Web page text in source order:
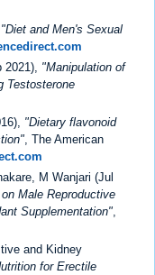
"Diet and Men's Sexual
"Manipulation of
Testosterone
"Dietary flavonoid
, The American
M Wanjari (Jul
Male Reproductive
Supplementation"
and Kidney
for Erectile